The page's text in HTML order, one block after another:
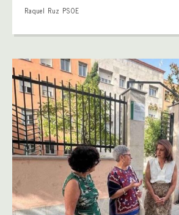
Raquel Ruz PSOE